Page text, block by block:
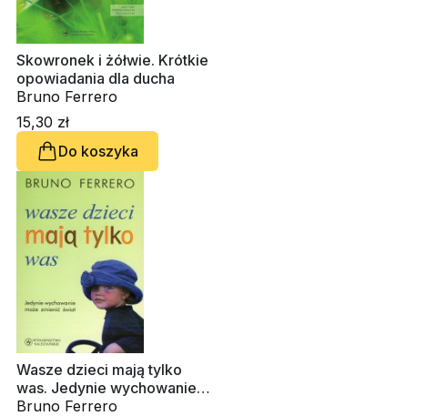
Skowronek i żółwie. Krótkie
opowiadania dla ducha
Bruno Ferrero
15,30 zł
Do koszyka
Wasze dzieci mają tylko
was. Jedynie wychowanie
może zmienić świat
Bruno Ferrero